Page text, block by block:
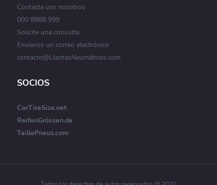
Contacta con nosotros
000 8888 999
Solicite una consulta
Envíanos un correo electrónico
contacto@LlantasNeumáticos.com
SOCIOS
CarTireSize.net
ReifenGrössen.de
TaillePneus.com